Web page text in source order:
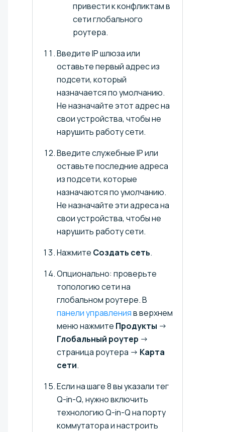
привести к конфликтам в
сети глобального
роутера.
Введите IP шлюза или
оставьте первый адрес из
подсети, который
назначается по умолчанию.
Не назначайте этот адрес на
свои устройства, чтобы не
нарушить работу сети.
Введите служебные IP или
оставьте последние адреса
из подсети, которые
назначаются по умолчанию.
Не назначайте эти адреса на
свои устройства, чтобы не
нарушить работу сети.
Нажмите Создать сеть.
Опционально: проверьте
топологию сети на
глобальном роутере. В
панели управленияв верхнем
меню нажмите Продукты →
Глобальный роутер →
страница роутера → Карта
сети.
Если на шаге 8 вы указали тег
Q-in-Q, нужно включить
технологию Q-in-Q на порту
коммутатора и настроить